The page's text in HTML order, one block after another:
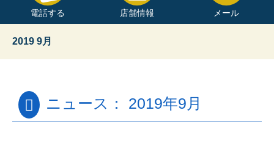
電話する 店舗情報 メール
2019 9月
ニュース： 2019年9月